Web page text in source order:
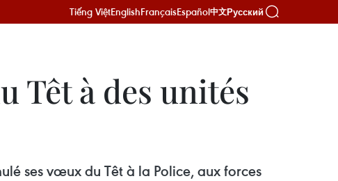
Tiếng ViệtEnglishFrançaisEspañol中文Русский
à des unités
ses vœux du Têt à la Police, aux forces